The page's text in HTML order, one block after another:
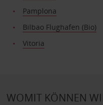
Pamplona
Bilbao Flughafen (Bio)
Vitoria
WOMIT KÖNNEN